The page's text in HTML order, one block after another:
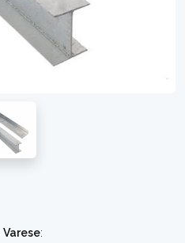
Varese: